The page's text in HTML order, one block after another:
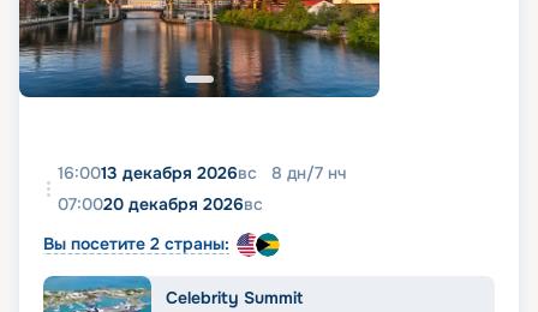
16:0013 декабря 2026вс 8 дн/7 нч
07:0020 декабря 2026вс
Вы посетите 2 страны:
Celebrity Summit